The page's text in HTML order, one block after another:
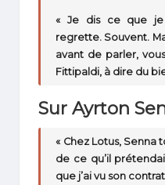
« Je dis ce que
regrette. Souvent.
avant de parler,
Fittipaldi, à dire du
Sur Ayrton
« Chez Lotus, Senna
de ce qu’il
que j’ai vu son